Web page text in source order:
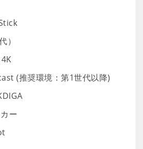
）
(推奨環境：第1世代以降)
ー